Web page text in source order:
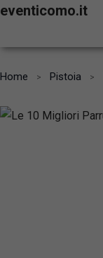
eventicomo.it
Home Pistoia